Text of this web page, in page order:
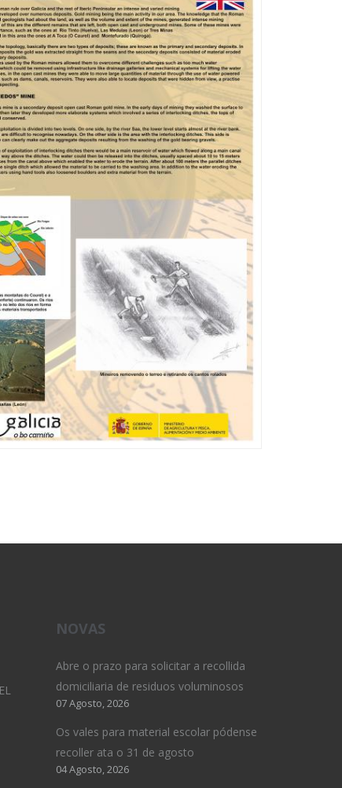
NOVAS
Abre o prazo para solicitar a recollida
domiciliaria de residuos voluminosos
07 Agosto, 2026
Os vales para material escolar pódense
recoller ata o 31 de agosto
04 Agosto, 2026